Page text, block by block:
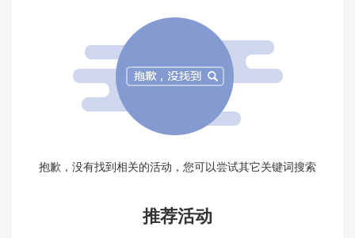
抱歉，没有找到相关的活动，您可以尝试其它关键词搜索
推荐活动